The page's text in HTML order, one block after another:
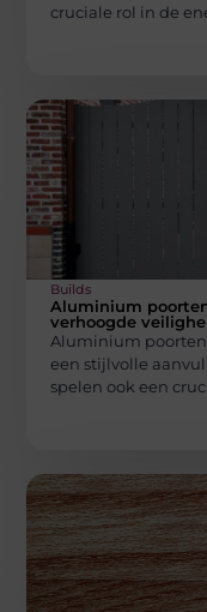
cruciale rol in de
Builds
Aluminium
verhoogde
Aluminium
een stijlvolle
spelen ook een